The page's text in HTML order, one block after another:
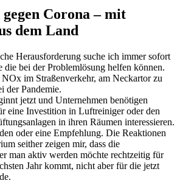
Corona – mit
dem Land
Herausforderung suche ich immer sofort
die bei der Problemlösung helfen können.
im Straßenverkehr, am Neckartor zu
der Pandemie.
jetzt und Unternehmen benötigen
eine Investition in Luftreiniger oder den
in ihren Räumen interessieren.
oder eine Empfehlung. Die Reaktionen
seither zeigen mir, dass die
man aktiv werden möchte rechtzeitig für
Jahr kommt, nicht aber für die jetzt